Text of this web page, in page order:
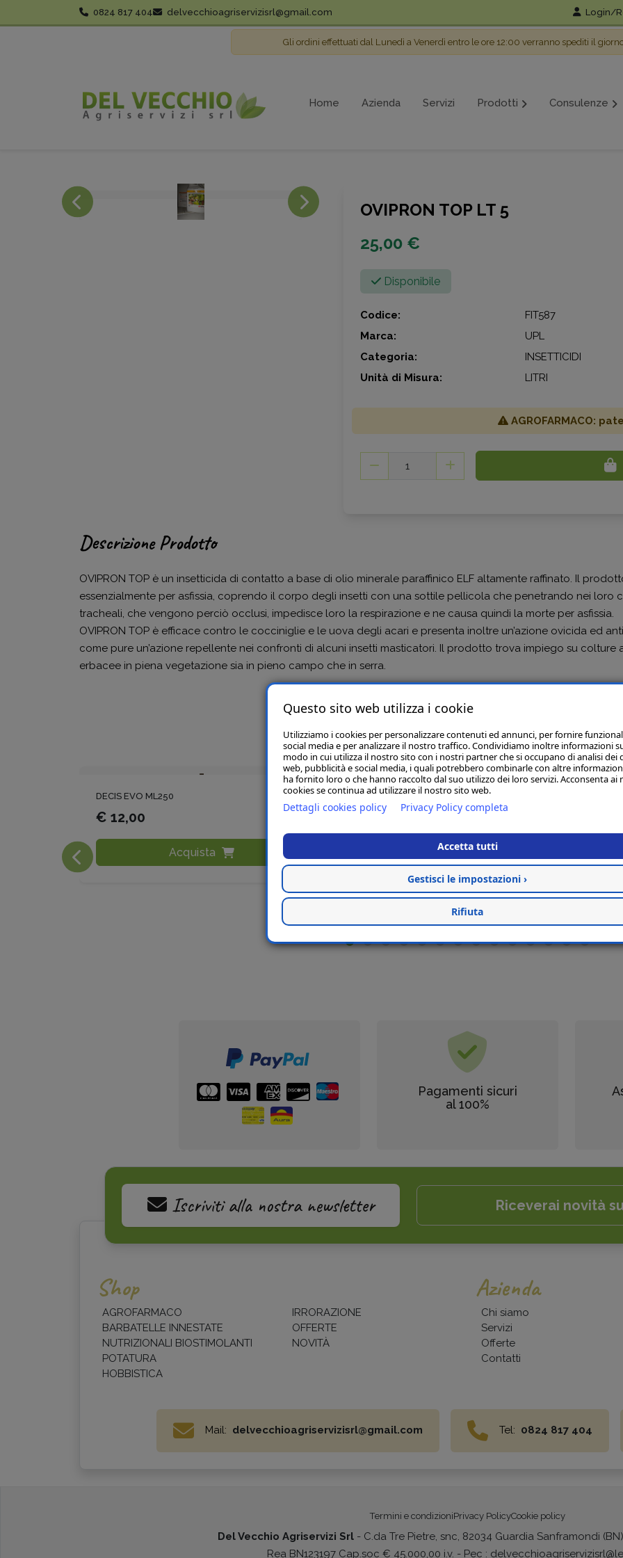
0824 817 404 delvecchioagriservizisrl@gmail.com Login/
Gli ordini effettuati dal Lunedì a Venerdì entro le ore 12:00 verranno spediti il
Home Azienda Servizi Prodotti Consulenze
OVIPRON TOP LT 5
25,00 €
Disponibile
Codice:
FIT587
Marca:
UPL
Categoria:
INSETTICIDI
Unità di Misura:
LITRI
AGROFARMACO:
Descrizione Prodotto
OVIPRON TOP è un insetticida di contatto a base di olio minerale paraffinico ELF altamente raffinato. Il
essenzialmente per asfissia, coprendo il corpo degli insetti con una sottile pellicola che penetrando nei loro
tracheali, che vengono perciò occlusi, impedisce loro la respirazione e ne causa quindi la morte per asfissia.
OVIPRON TOP è efficace contro le cocciniglie e le uova degli acari e presenta inoltre un’azione ovicida ed
come pure un’azione repellente nei confronti di alcuni insetti masticatori. Il prodotto trova impiego su colture
erbacee in piena vegetazione sia in pieno campo che in serra.
Articoli Correlati
DECIS EVO ML250
€ 12,00
Acquista
ACME KG.500
€ 30,00
Pagamenti sicuri
al 100%
Iscriviti alla nostra newsletter Riceverai novità
Shop
AGROFARMACO
BARBATELLE INNESTATE
NUTRIZIONALI BIOSTIMOLANTI
POTATURA
HOBBISTICA
IRRORAZIONE
OFFERTE
NOVITÀ
Azienda
Chi siamo
Servizi
Offerte
Contatti
Mail: delvecchioagriservizisrl@gmail.com Tel: 0824 817 404
Termini e condizioniPrivacy PolicyCookie policy
Del Vecchio Agriservizi Srl - C.da Tre Pietre, snc, 82034 Guardia Sanframondi
Rea BN123197 Cap.soc € 45.000,00 i.v. - Pec :
Questo sito web utilizza i cookie
Utilizziamo i cookies per personalizzare contenuti ed annunci, per fornire
social media e per analizzare il nostro traffico. Condividiamo inoltre informazioni
modo in cui utilizza il nostro sito con i nostri partner che si occupano di analisi dei
web, pubblicità e social media, i quali potrebbero combinarle con altre
ha fornito loro o che hanno raccolto dal suo utilizzo dei loro servizi. Acconsenta ai
cookies se continua ad utilizzare il nostro sito web.
Dettagli cookies policy Privacy Policy completa
Accetta tutti
Gestisci le impostazioni ›
Rifiuta